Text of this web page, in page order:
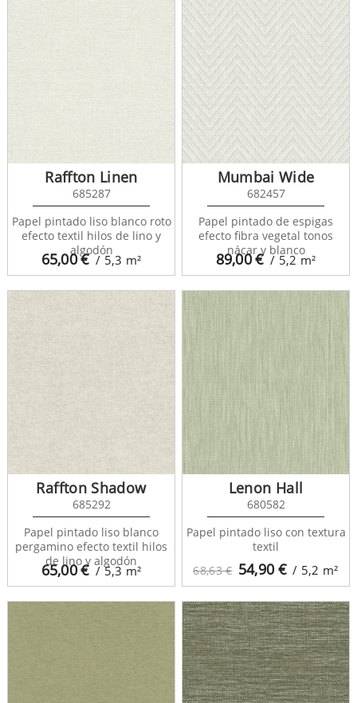
65,00€ / 5,3 m²
Raffton Linen
685287
Papel pintado liso blanco roto
efecto textil hilos de lino y
algodón
89,00€ / 5,2m²
Mumbai Wide
682457
Papel pintado de espigas
efecto fibra vegetal tonos
nácar y blanco
65,00€ / 5,3m²
Raffton Shadow
685292
Papel pintado liso blanco
pergamino efecto textil hilos
de lino y algodón
68,63 € 54,90€ / 5,2 m²
Lenon Hall
680582
Papel pintado liso con textura
textil